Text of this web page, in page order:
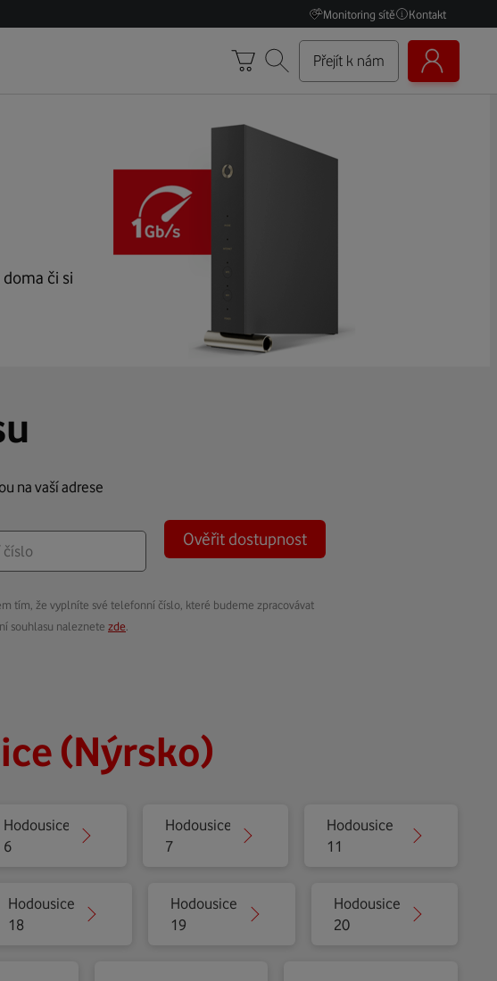
Monitoring sítě Kontakt
Přejít k nám
či si
na vaší adrese
Ověřit dostupnost
tím, že vyplníte své telefonní číslo, které budeme zpracovávat
souhlasu naleznete zde
(Nýrsko)
Hodousice
6
Hodousice
7
Hodousice
11
Hodousice
18
Hodousice
19
Hodousice
20